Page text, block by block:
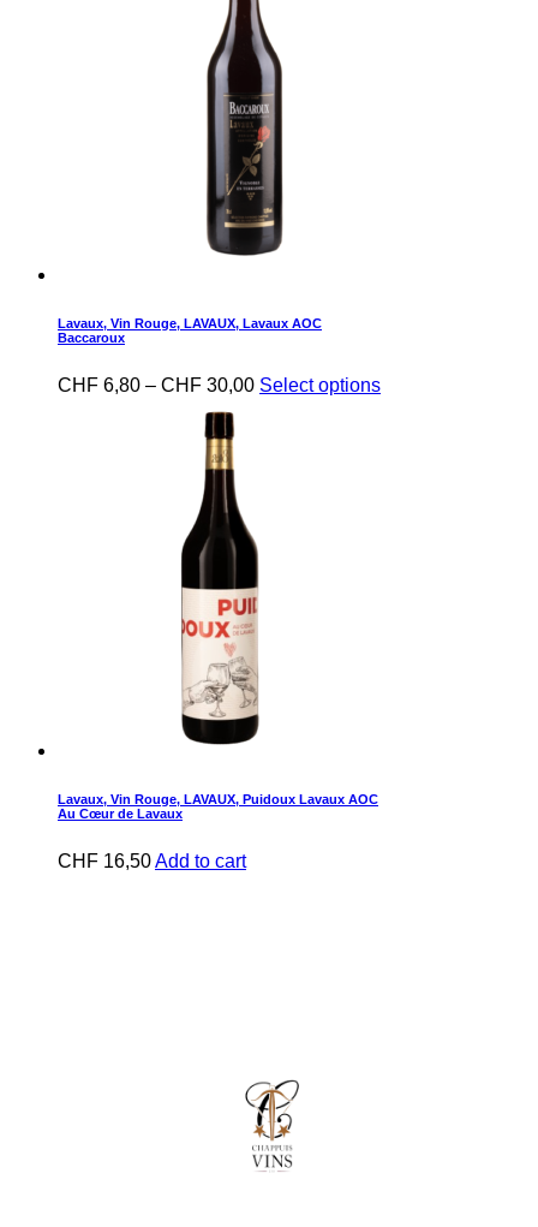
Lavaux, Vin Rouge, LAVAUX, Lavaux AOC
Baccaroux
CHF 6,80 – CHF 30,00 Select options
Lavaux, Vin Rouge, LAVAUX, Puidoux Lavaux AOC
Au Cœur de Lavaux
CHF 16,50Add to cart